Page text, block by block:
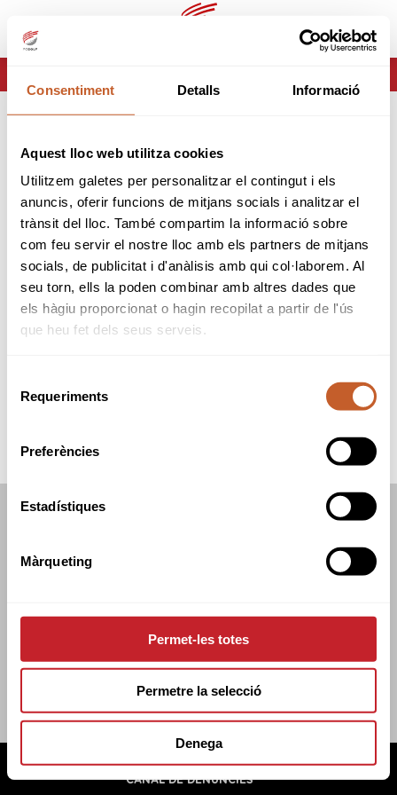
Consentiment Detalls Informació
Aquest lloc web utilitza cookies
Utilitzem galetes per personalitzar el contingut i els
anuncis, oferir funcions de mitjans socials i analitzar el
trànsit del lloc. També compartim la informació sobre
com feu servir el nostre lloc amb els partners de mitjans
socials, de publicitat i d'anàlisis amb qui col·laborem. Al
seu torn, ells la poden combinar amb altres dades que
els hàgiu proporcionat o hagin recopilat a partir de l'ús
que heu fet dels seus serveis.
Requeriments
Preferències
Estadístiques
Màrqueting
Permet-les totes
Permetre la selecció
Denega
ca es
Página no encontrada
Lo sentimos pero la página que estas buscando no
existe o ha cambiado.
tornar
C/TUSET 32, 8ÈNA PLANTA. 08006 BCN
POLÍTICA DE COOKIES
POLÍTICA DE PRIVADESA
CANAL DE DENÚNCIES